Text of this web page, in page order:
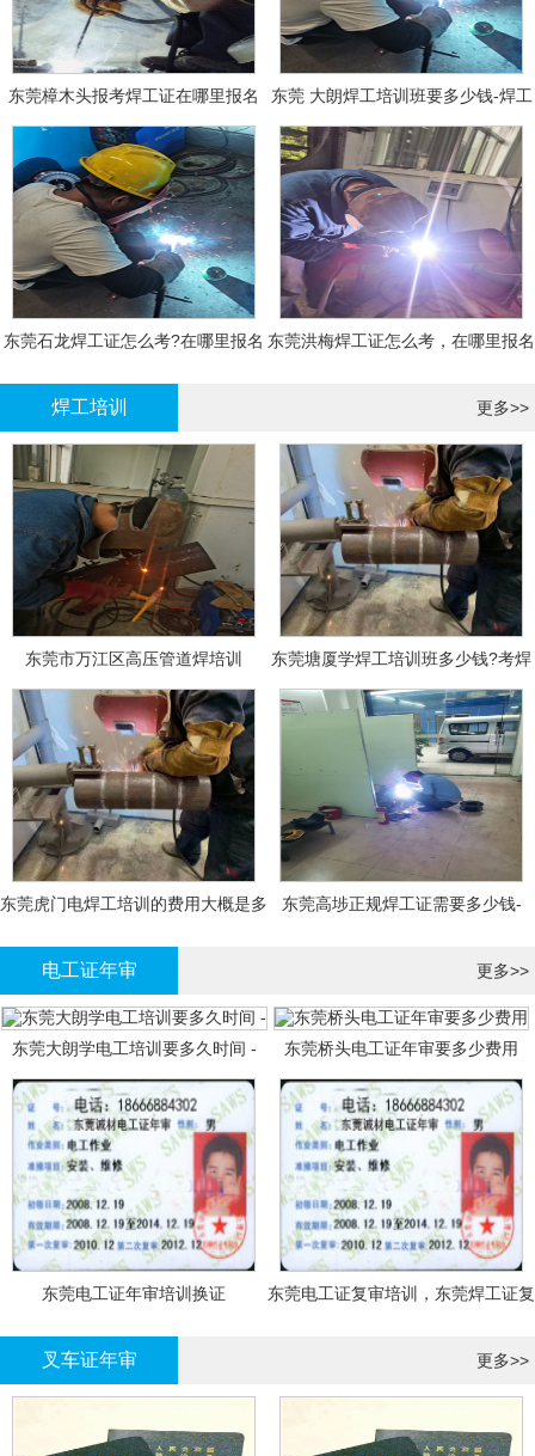
东莞樟木头报考焊工证在哪里报名
东莞 大朗焊工培训班要多少钱-焊工
报名
东莞石龙焊工证怎么考?在哪里报名 东莞洪梅焊工证怎么考，在哪里报名
焊工培训 更多>>
东莞市万江区高压管道焊培训
东莞塘厦学焊工培训班多少钱?考焊
工证大概多少钱?
东莞虎门电焊工培训的费用大概是多
东莞高埗正规焊工证需要多少钱-
电工证年审 更多>>
东莞大朗学电工培训要多久时间 - 东莞桥头电工证年审要多少费用
东莞电工证年审培训换证
东莞电工证复审培训，东莞焊工证复
叉车证年审 更多>>